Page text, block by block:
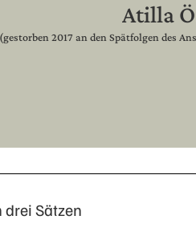
Atilla
(gestorben 2017 an den Spätfolgen des
drei Sätzen